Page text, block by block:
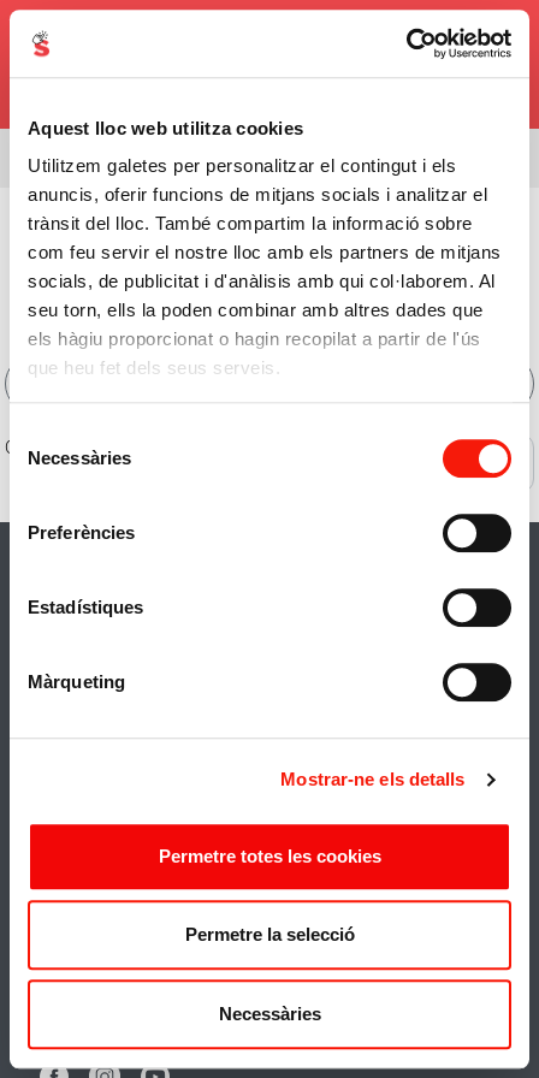
Aquest lloc web utilitza cookies
Utilitzem galetes per personalitzar el contingut i els
anuncis, oferir funcions de mitjans socials i analitzar el
trànsit del lloc. També compartim la informació sobre
com feu servir el nostre lloc amb els partners de mitjans
socials, de publicitat i d'anàlisis amb qui col·laborem. Al
seu torn, ells la poden combinar amb altres dades que
els hàgiu proporcionat o hagin recopilat a partir de l'ús
que heu fet dels seus serveis.
Necessàries
Preferències
Estadístiques
Màrqueting
Mostrar-ne els detalls
Permetre totes les cookies
Permetre la selecció
Necessàries
0,00€
Estás viendo el surtido de 08338
Pescadería > Sucedáneos
Comprar Sucedáneos
Online
0 de 0 productos
Ofertas
Política de privacidad
Condiciones generales y política de devolución
Privacy PolicyandTerms of Service